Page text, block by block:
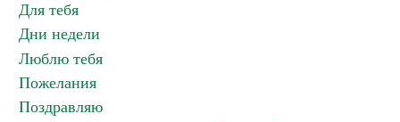
Для тебя
Дни недели
Люблю тебя
Пожелания
Поздравляю